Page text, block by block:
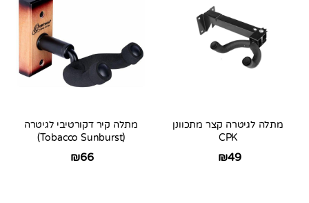
מתלה לגיטרה קצר מתכוונן
CPK
₪49
מתלה קיר דקורטיבי לגיטרה
(Tobacco Sunburst)
₪66